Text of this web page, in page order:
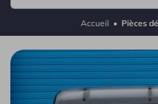
Accueil • Pièces